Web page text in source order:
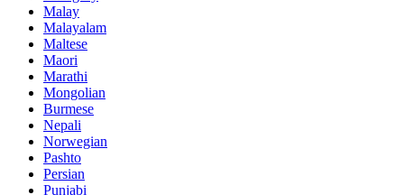
Malay
Malayalam
Maltese
Maori
Marathi
Mongolian
Burmese
Nepali
Norwegian
Pashto
Persian
Punjabi